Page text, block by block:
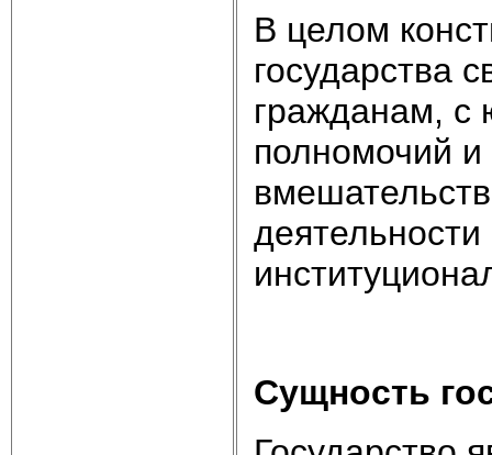
В целом
государства
гражданам, с
полномочий и
Сущность